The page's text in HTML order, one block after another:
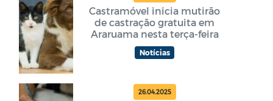
Castramóvel inicia mutirão
de castração gratuita em
Araruama nesta terça-feira
Notícias
26.04.2025